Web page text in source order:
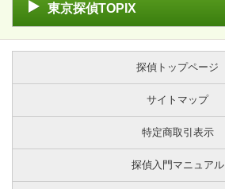
東京探偵TOPIX
探偵トップページ
サイトマップ
特定商取引表示
探偵入門マニュアル